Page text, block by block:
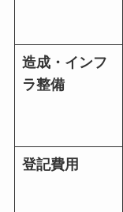
造成・インフ
ラ整備
登記費用